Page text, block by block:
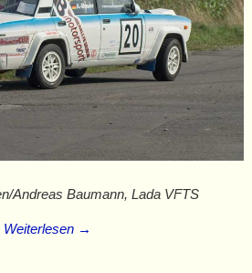
Andreas Baumann, Lada VFTS
Weiterlesen →